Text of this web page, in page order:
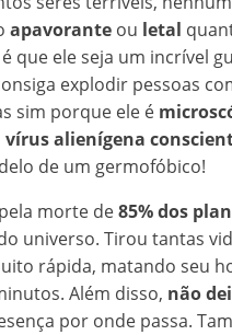
apavorante ou letal
que ele seja um incrível
explodir pessoas
sim porque ele é
vírus alienígena
de um germofóbico!
morte de85% dos
universo. Tirou tantas
rápida, matando seu
Além disso, não
por onde passa.